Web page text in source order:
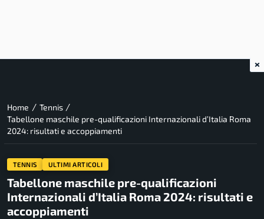
Home / Tennis /
Tabellone maschile pre-qualificazioni Internazionali d’Italia Roma
2024: risultati e accoppiamenti
TENNIS ULTIMI ARTICOLI
Tabellone maschile pre-qualificazioni
Internazionali d’Italia Roma 2024: risultati e
accoppiamenti
×